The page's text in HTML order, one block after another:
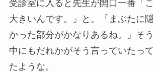
受診室に入ると先生が開口一番「
大きいんです。」と。「まぶたに
かった部分がかなりあるね。」そ
中にもだれかがそう言っていたっ
たような。